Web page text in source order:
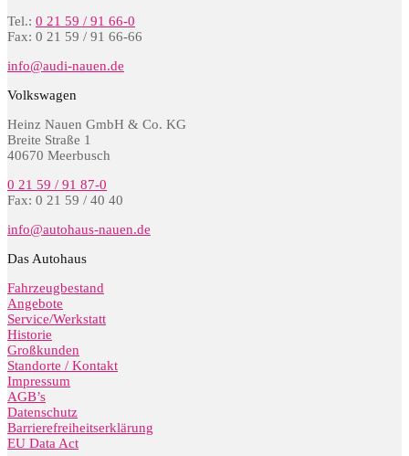
Tel.: 0 21 59 / 91 66-0
Fax: 0 21 59 / 91 66-66
info@audi-nauen.de
Volkswagen
Heinz Nauen GmbH & Co. KG
Breite Straße 1
40670 Meerbusch
0 21 59 / 91 87-0
Fax: 0 21 59 / 40 40
info@autohaus-nauen.de
Das Autohaus
Fahrzeugbestand
Angebote
Service/Werkstatt
Historie
Großkunden
Standorte / Kontakt
Impressum
AGB’s
Datenschutz
Barrierefreiheitserklärung
EU Data Act